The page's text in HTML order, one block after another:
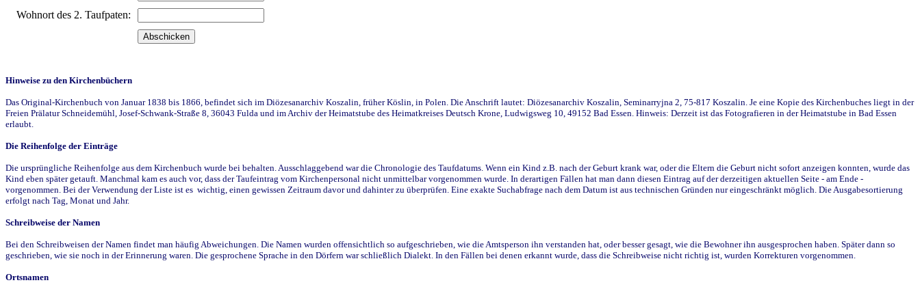
Wohnort des 2. Taufpaten:
Hinweise zu den Kirchenbüchern
Das Original-Kirchenbuch von Januar 1838 bis 1866, befindet sich im Diözesanarchiv Koszalin, früher Köslin, in Polen. Die Anschrift lautet: Diözesanarchiv Koszalin, Seminarryjna 2, 75-817 Koszalin. Je eine Kopie des Kirchenbuches liegt in der
Freien Prälatur Schneidemühl, Josef-Schwank-Straße 8, 36043 Fulda und im Archiv der Heimatstube des Heimatkreises Deutsch Krone, Ludwigsweg 10, 49152 Bad Essen. Hinweis: Derzeit ist das Fotografieren in der Heimatstube in Bad Essen
erlaubt.
Die Reihenfolge der Einträge
Die ursprüngliche Reihenfolge aus dem Kirchenbuch wurde bei behalten. Ausschlaggebend war die Chronologie des Taufdatums. Wenn ein Kind z.B. nach der Geburt krank war, oder die Eltern die Geburt nicht sofort anzeigen konnten, wurde das
Kind eben später getauft. Manchmal kam es auch vor, dass der Taufeintrag vom Kirchenpersonal nicht unmittelbar vorgenommen wurde. In derartigen Fällen hat man dann diesen Eintrag auf der derzeitigen aktuellen Seite - am Ende -
vorgenommen. Bei der Verwendung der Liste ist es wichtig, einen gewissen Zeitraum davor und dahinter zu überprüfen. Eine exakte Suchabfrage nach dem Datum ist aus technischen Gründen nur eingeschränkt möglich. Die Ausgabesortierung
erfolgt nach Tag, Monat und Jahr.
Schreibweise der Namen
Bei den Schreibweisen der Namen findet man häufig Abweichungen. Die Namen wurden offensichtlich so aufgeschrieben, wie die Amtsperson ihn verstanden hat, oder besser gesagt, wie die Bewohner ihn ausgesprochen haben. Später dann so
geschrieben, wie sie noch in der Erinnerung waren. Die gesprochene Sprache in den Dörfern war schließlich Dialekt. In den Fällen bei denen erkannt wurde, dass die Schreibweise nicht richtig ist, wurden Korrekturen vorgenommen.
Ortsnamen